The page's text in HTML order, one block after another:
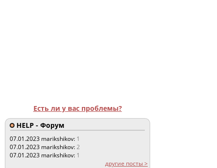
Есть ли у вас проблемы?
HELP - Форум
07.01.2023 marikshikov: 1
07.01.2023 marikshikov:2
07.01.2023 marikshikov: 1
другие посты >